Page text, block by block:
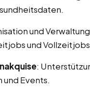
und
und
:
Events.